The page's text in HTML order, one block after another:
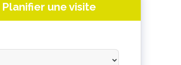
Planifier une visite